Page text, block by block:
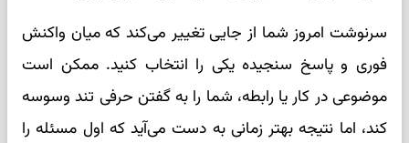
سرنوشت امروز شما از جایی تغییر می‌کند که میان واکنش
فوری و پاسخ سنجیده یکی را انتخاب کنید. ممکن است
موضوعی در کار یا رابطه، شما را به گفتن حرفی تند وسوسه
کند، اما نتیجه بهتر زمانی به دست می‌آید که اول مسئله را